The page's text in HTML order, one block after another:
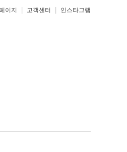
이지 고객센터 인스타그램